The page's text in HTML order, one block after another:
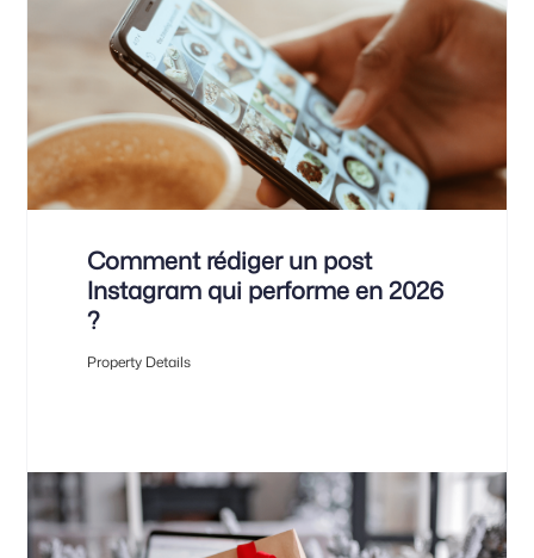
Comment rédiger un post
Instagram qui performe en 2026
?
Property Details